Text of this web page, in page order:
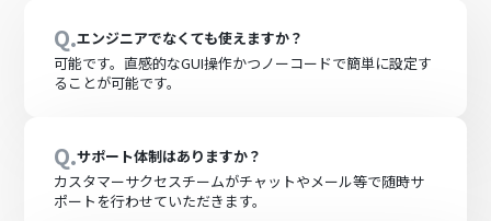
Q.エンジニアでなくても使えますか？
可能です。直感的なGUI操作かつノーコードで簡単に設定す
ることが可能です。
Q.サポート体制はありますか？
カスタマーサクセスチームがチャットやメール等で随時サ
ポートを行わせていただきます。